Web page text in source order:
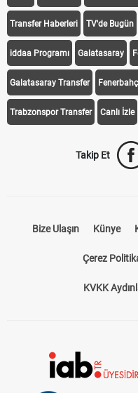
Transfer Haberleri TV'de Bugün
iddaa Programı Galatasaray
Galatasaray Transfer
Trabzonspor Transfer Canlı İzle
Takip Et
Bize Ulaşın Künye
Çerez
KVKK